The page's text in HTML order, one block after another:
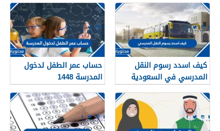
كيف اسدد رسوم النقل
المدرسي في السعودية
1448
حساب عمر الطفل لدخول
المدرسة 1448